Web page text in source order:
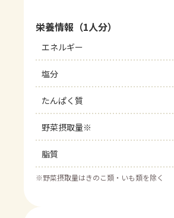
栄養情報（1人分）
エネルギー
塩分
たんぱく質
野菜摂取量※
脂質
※野菜摂取量はきのこ類・いも類を除く